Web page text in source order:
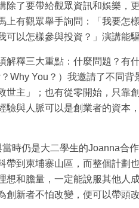
除了要帶給觀眾資訊和娛樂，
上有觀眾舉手詢問：「我要怎
可以怎樣參與投資？」演講能
解釋三大重點：什麼問題？有
？Why You？）我邀請了不同
世主」；也有從零開始，只靠
驗與人脈可以是創業者的資本
時仍是大二學生的Joanna合
帶到柬埔寨山區，而整個計劃
想和膽量，一定能說服其他人
創新者不怕改變，便可以帶頭